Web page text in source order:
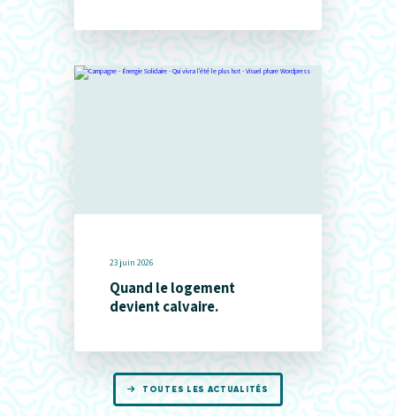
23 juin 2026
Quand le logement
devient calvaire.
TOUTES LES ACTUALITÉS